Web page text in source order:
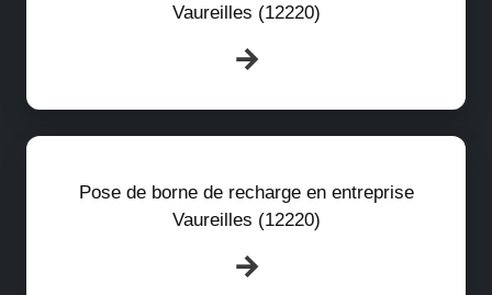
Vaureilles (12220)
Pose de borne de recharge en entreprise
Vaureilles (12220)